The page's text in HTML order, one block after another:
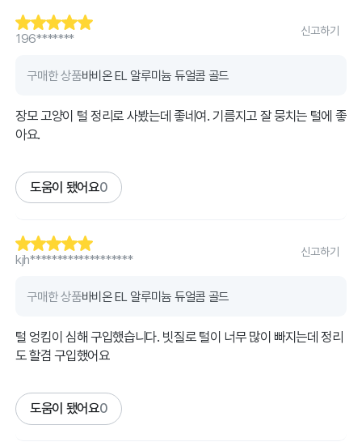
196*******
신고하기
구매한 상품바비온 EL 알루미늄 듀얼콤 골드
장모 고양이 털 정리로 사봤는데 좋네여. 기름지고 잘 뭉치는 털에 좋
아요.
도움이 됐어요0
kjh*******************
신고하기
구매한 상품바비온 EL 알루미늄 듀얼콤 골드
털 엉킴이 심해 구입했습니다. 빗질로 털이 너무 많이 빠지는데 정리
도 할겸 구입했어요
도움이 됐어요0